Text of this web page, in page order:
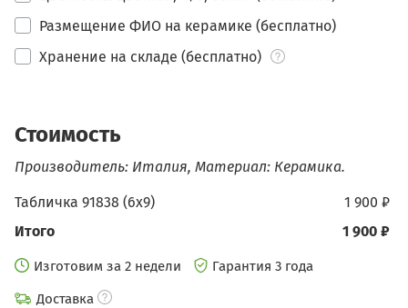
Размещение ФИО на керамике (бесплатно)
Хранение на складе (бесплатно)
Стоимость
Производитель: Италия, Материал: Керамика.
1 900 ₽
Табличка 91838 (6х9)
1 900 ₽
Итого
Изготовим за 2 недели
Гарантия 3 года
Доставка